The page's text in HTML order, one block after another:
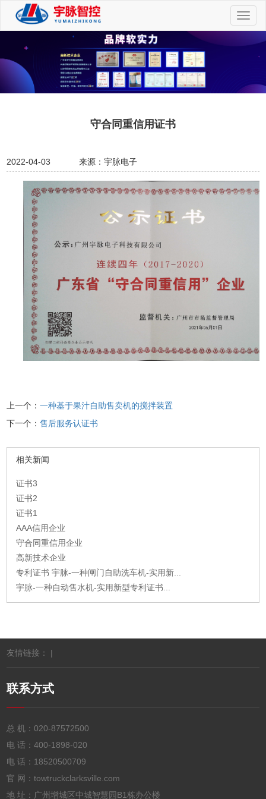
切
换
守合同重信用证书
2022-04-03 来源：宇脉电子
上一个：一种基于果汁自助售卖机的搅拌装置
下一个：售后服务认证书
相关新闻
证书3
证书2
证书1
AAA信用企业
守合同重信用企业
高新技术企业
专利证书 宇脉-一种闸门自助洗车机-实用新...
宇脉-一种自动售水机-实用新型专利证书...
友情链接： |
联系方式
总 机：020-87572500
电 话：400-1898-020
电 话： 18520500709
官 网：towtruckclarksville.com
地 址：广州增城区中城智慧园B1栋办公楼